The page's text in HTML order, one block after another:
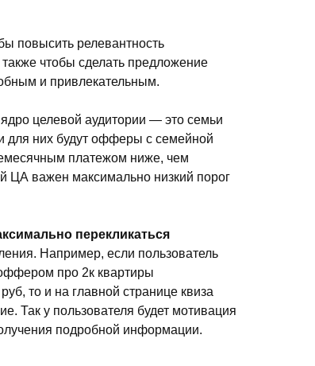
повысить релевантность
чтобы сделать предложение
и привлекательным.
целевой аудитории — это семьи
для них будут офферы с семейной
платежом ниже, чем
ЦА важен максимально низкий порог
перекликаться
Например, если пользователь
про 2к квартиры
то и на главной странице квиза
Так у пользователя будет мотивация
подробной информации.